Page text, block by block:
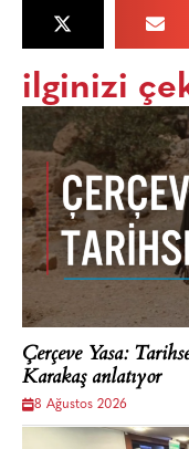
ilginizi
Çerçeve Yasa:
Karakaş anlatıyor
8 Ağustos 2026